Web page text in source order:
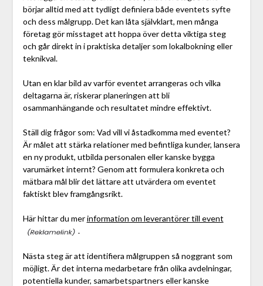
börjar alltid med att tydligt definiera både eventets syfte
och dess målgrupp. Det kan låta självklart, men många
företag gör misstaget att hoppa över detta viktiga steg
och går direkt in i praktiska detaljer som lokalbokning eller
teknikval.
Utan en klar bild av varför eventet arrangeras och vilka
deltagarna är, riskerar planeringen att bli
osammanhängande och resultatet mindre effektivt.
Ställ dig frågor som: Vad vill vi åstadkomma med eventet?
Är målet att stärka relationer med befintliga kunder, lansera
en ny produkt, utbilda personalen eller kanske bygga
varumärket internt? Genom att formulera konkreta och
mätbara mål blir det lättare att utvärdera om eventet
faktiskt blev framgångsrikt.
Här hittar du merinformation om leverantörer till event
.
Nästa steg är att identifiera målgruppen så noggrant som
möjligt. Är det interna medarbetare från olika avdelningar,
potentiella kunder, samarbetspartners eller kanske